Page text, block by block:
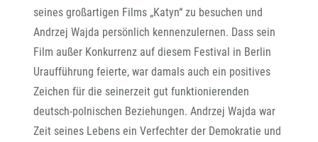
seines großartigen Films „Katyn“ zu besuchen und
Andrzej Wajda persönlich kennenzulernen. Dass sein
Film außer Konkurrenz auf diesem Festival in Berlin
Uraufführung feierte, war damals auch ein positives
Zeichen für die seinerzeit gut funktionierenden
deutsch-polnischen Beziehungen. Andrzej Wajda war
Zeit seines Lebens ein Verfechter der Demokratie und